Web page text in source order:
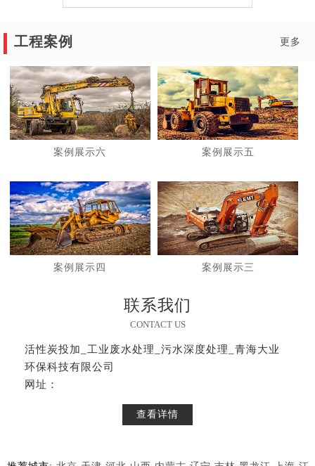
工程案例 更多
案例展示六 案例展示五
案例展示四 案例展示三
联系我们
CONTACT US
活性炭投加_工业废水处理_污水深度处理_青海大业
环保科技有限公司
网址：
查看详情